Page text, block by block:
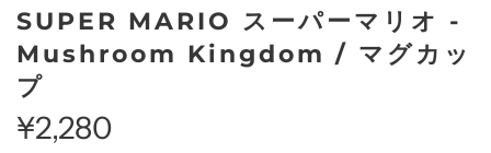
SUPER MARIO スーパーマリオ -
Mushroom Kingdom / マグカッ
プ
¥2,280